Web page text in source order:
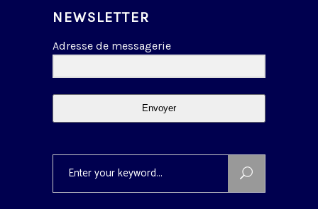
NEWSLETTER
Adresse de messagerie
Envoyer
for: